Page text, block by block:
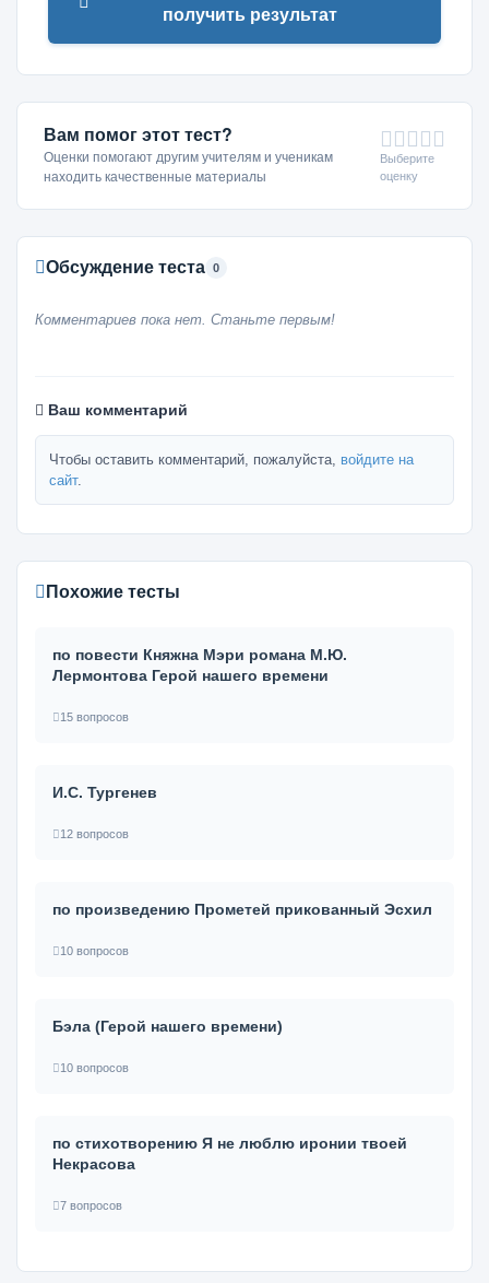
получить результат
Вам помог этот тест?
Оценки помогают другим учителям и ученикам
находить качественные материалы
Выберите
оценку
Обсуждение теста 0
Комментариев пока нет. Станьте первым!
Ваш комментарий
Чтобы оставить комментарий, пожалуйста, войдите на
сайт.
Похожие тесты
по повести Княжна Мэри романа М.Ю.
Лермонтова Герой нашего времени
15 вопросов
И.С. Тургенев
12 вопросов
по произведению Прометей прикованный Эсхил
10 вопросов
Бэла (Герой нашего времени)
10 вопросов
по стихотворению Я не люблю иронии твоей
Некрасова
7 вопросов